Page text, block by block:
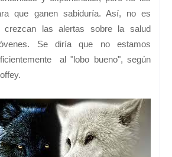
que ganen sabiduría. Así, no es
crezcan las alertas sobre la salud
Se diría que no estamos
al "lobo bueno", según